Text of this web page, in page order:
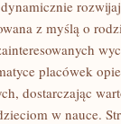
z myślą o
placówek
dostarczając
w nauce.